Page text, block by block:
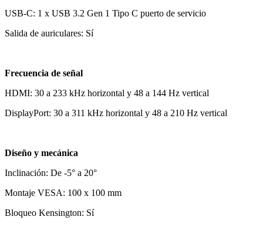
USB-C: 1 x USB 3.2 Gen 1 Tipo C puerto de servicio
Salida de auriculares: Sí
Frecuencia de señal
HDMI: 30 a 233 kHz horizontal y 48 a 144 Hz vertical
DisplayPort: 30 a 311 kHz horizontal y 48 a 210 Hz vertical
Diseño y mecánica
Inclinación: De -5° a 20°
Montaje VESA: 100 x 100 mm
Bloqueo Kensington: Sí